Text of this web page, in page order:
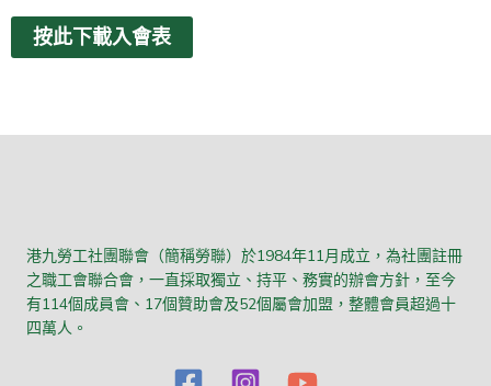
按此下載入會表
港九勞工社團聯會（簡稱勞聯）於1984年11月成立，為社團註冊
之職工會聯合會，一直採取獨立、持平、務實的辦會方針，至今
有114個成員會、17個贊助會及52個屬會加盟，整體會員超過十
四萬人。